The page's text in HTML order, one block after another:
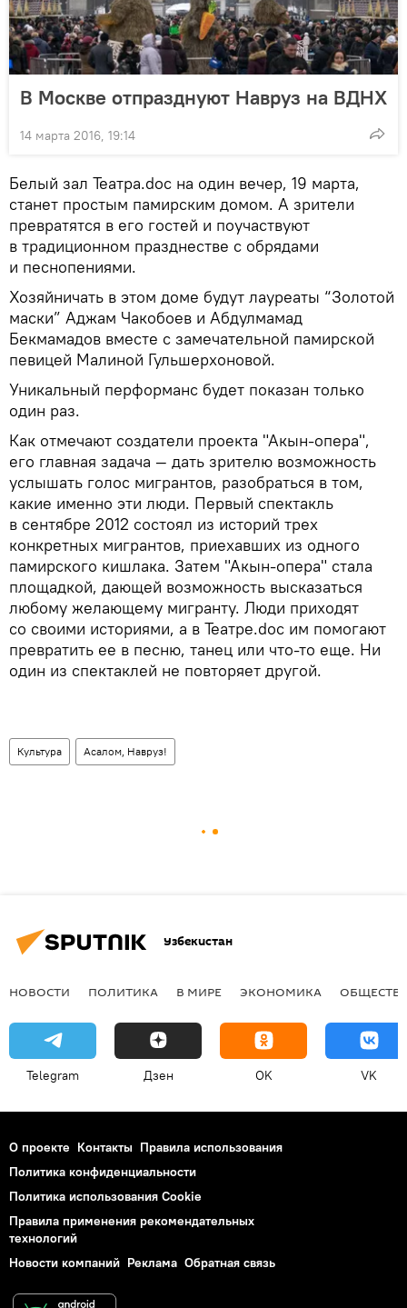
В Москве отпразднуют Навруз на ВДНХ
14 марта 2016, 19:14
Белый зал Театра.doc на один вечер, 19 марта,
станет простым памирским домом. А зрители
превратятся в его гостей и поучаствуют
в традиционном празднестве с обрядами
и песнопениями.
Хозяйничать в этом доме будут лауреаты “Золотой
маски” Аджам Чакобоев и Абдулмамад
Бекмамадов вместе с замечательной памирской
певицей Малиной Гульшерхоновой.
Уникальный перформанс будет показан только
один раз.
Как отмечают создатели проекта "Акын-опера",
его главная задача — дать зрителю возможность
услышать голос мигрантов, разобраться в том,
какие именно эти люди. Первый спектакль
в сентябре 2012 состоял из историй трех
конкретных мигрантов, приехавших из одного
памирского кишлака. Затем "Акын-опера" стала
площадкой, дающей возможность высказаться
любому желающему мигранту. Люди приходят
со своими историями, а в Театре.doc им помогают
превратить ее в песню, танец или что-то еще. Ни
один из спектаклей не повторяет другой.
Культура Асалом, Навруз!
Узбекистан
НОВОСТИ ПОЛИТИКА В МИРЕ ЭКОНОМИКА
Telegram Дзен OK VK
О проекте Контакты Правила использования
Политика конфиденциальности
Политика использования Cookie
Правила применения рекомендательных
технологий
Новости компаний Реклама Обратная связь